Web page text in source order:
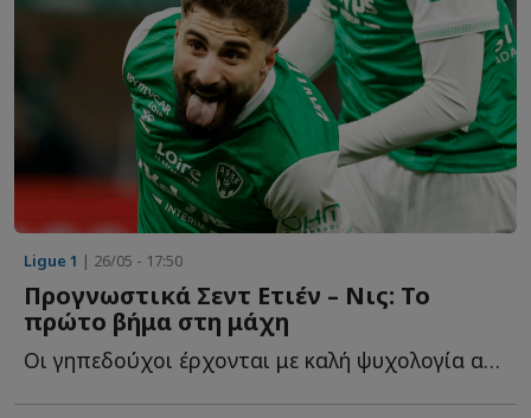
Ligue 1 | 26/05 - 17:50
Προγνωστικά Σεντ Ετιέν – Νις: Το
πρώτο βήμα στη μάχη
Οι γηπεδούχοι έρχονται με καλή ψυχολογία από τη Ligue 2 ...